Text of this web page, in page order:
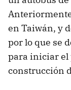
en Taiwán, y
por lo que se
para iniciar el
construcción